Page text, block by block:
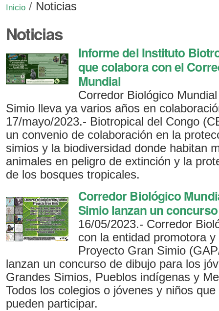
Inicio / Noticias
Noticias
Informe del Instituto
que colabora con el
Mundial
Corredor Biológico
Simio lleva ya varios años en
17/mayo/2023.- Biotropical del Congo
un convenio de colaboración en la
simios y la biodiversidad donde habitan
animales en peligro de extinción y la
de los bosques tropicales.
Corredor Biológico
Simio lanzan un
16/05/2023.- Corredor
con la entidad promotora
Proyecto Gran Simio
lanzan un concurso de dibujo para los
Grandes Simios, Pueblos indígenas y
Todos los colegios o jóvenes y niños
pueden participar.